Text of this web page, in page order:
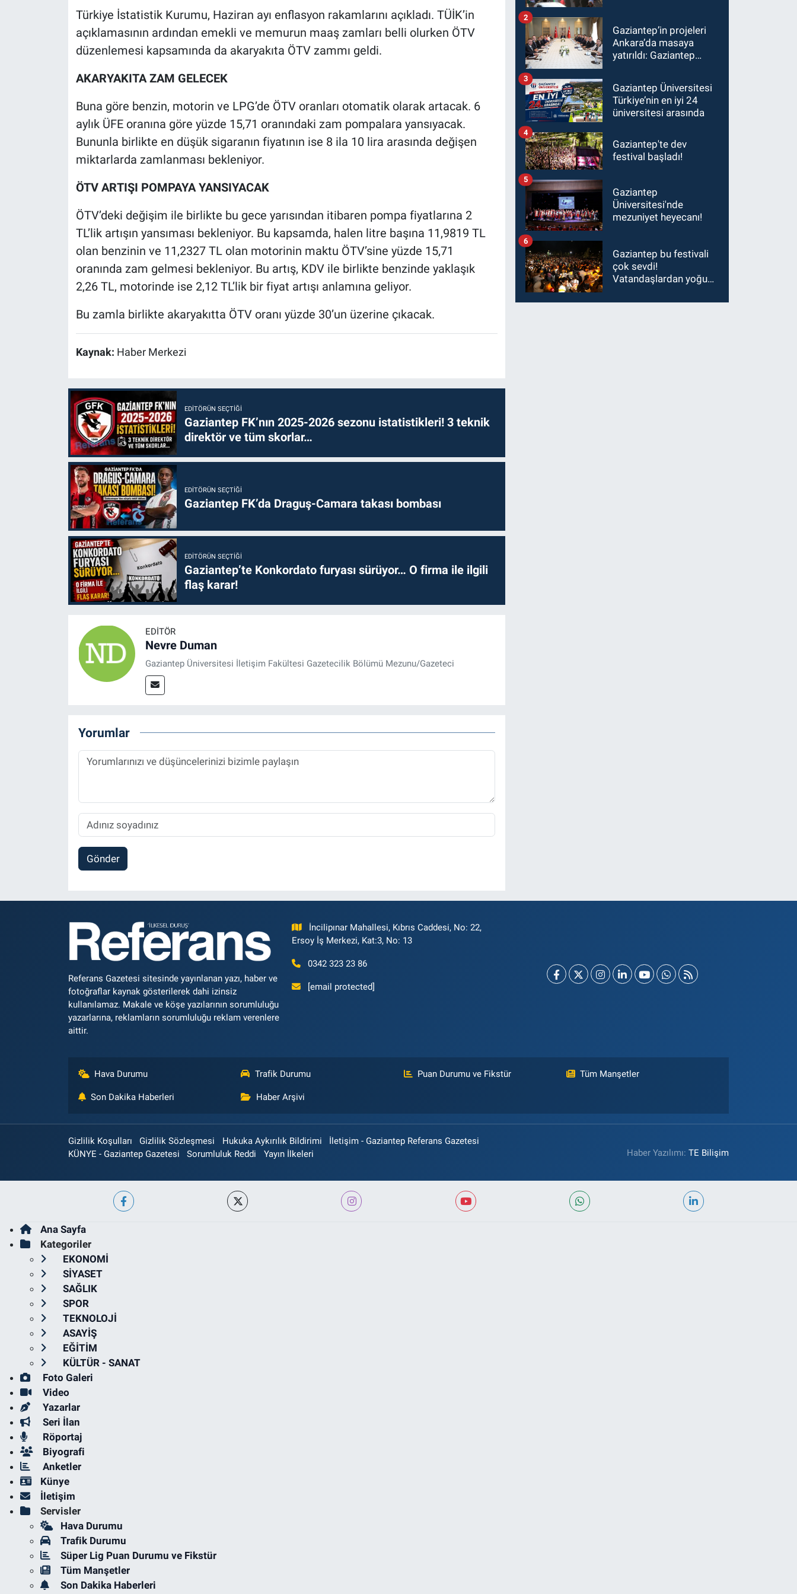
Türkiye İstatistik Kurumu, Haziran ayı enflasyon rakamlarını açıkladı. TÜİK’in
açıklamasının ardından emekli ve memurun maaş zamları belli olurken ÖTV
düzenlemesi kapsamında da akaryakıta ÖTV zammı geldi.
AKARYAKITA ZAM GELECEK
Buna göre benzin, motorin ve LPG’de ÖTV oranları otomatik olarak artacak. 6
aylık ÜFE oranına göre yüzde 15,71 oranındaki zam pompalara yansıyacak.
Bununla birlikte en düşük sigaranın fiyatının ise 8 ila 10 lira arasında değişen
miktarlarda zamlanması bekleniyor.
ÖTV ARTIŞI POMPAYA YANSIYACAK
ÖTV’deki değişim ile birlikte bu gece yarısından itibaren pompa fiyatlarına 2
TL’lik artışın yansıması bekleniyor. Bu kapsamda, halen litre başına 11,9819 TL
olan benzinin ve 11,2327 TL olan motorinin maktu ÖTV’sine yüzde 15,71
oranında zam gelmesi bekleniyor. Bu artış, KDV ile birlikte benzinde yaklaşık
2,26 TL, motorinde ise 2,12 TL’lik bir fiyat artışı anlamına geliyor.
Bu zamla birlikte akaryakıtta ÖTV oranı yüzde 30’un üzerine çıkacak.
Kaynak: Haber Merkezi
EDITÖRÜN SEÇTIĞI
Gaziantep FK’nın 2025-2026 sezonu istatistikleri! 3 teknik
direktör ve tüm skorlar…
EDITÖRÜN SEÇTIĞI
Gaziantep FK’da Draguş-Camara takası bombası
EDITÖRÜN SEÇTIĞI
Gaziantep’te Konkordato furyası sürüyor… O firma ile ilgili
flaş karar!
EDITÖR
Nevre Duman
Gaziantep Üniversitesi İletişim Fakültesi Gazetecilik Bölümü Mezunu/Gazeteci
Yorumlar
Gönder
Gaziantep’in projeleri
Ankara’da masaya
yatırıldı: Gaziantep
Şimşek’e ziyaret!
2
Gaziantep Üniversitesi
Türkiye’nin en iyi 24
üniversitesi arasında
3
Gaziantep'te dev
festival başladı!
4
Gaziantep
Üniversitesi'nde
mezuniyet heyecanı!
5
Gaziantep bu festivali
çok sevdi!
Vatandaşlardan yoğun
6
Referans Gazetesi sitesinde yayınlanan yazı, haber ve
fotoğraflar kaynak gösterilerek dahi izinsiz
kullanılamaz. Makale ve köşe yazılarının sorumluluğu
yazarlarına, reklamların sorumluluğu reklam verenlere
aittir.
İncilipınar Mahallesi, Kıbrıs Caddesi, No: 22,
Ersoy İş Merkezi, Kat:3, No: 13
0342 323 23 86
[email protected]
Hava Durumu Trafik Durumu Puan Durumu ve Fikstür Tüm Manşetler
Son Dakika Haberleri Haber Arşivi
Gizlilik Koşulları Gizlilik Sözleşmesi Hukuka Aykırılık Bildirimi
İletişim - Gaziantep Referans Gazetesi
KÜNYE - Gaziantep Gazetesi
Sorumluluk Reddi Yayın İlkeleri Haber Yazılımı:TE Bilişim
Ana Sayfa
Kategoriler
EKONOMİ
SİYASET
SAĞLIK
SPOR
TEKNOLOJİ
ASAYİŞ
EĞİTİM
KÜLTÜR - SANAT
Foto Galeri
Video
Yazarlar
Seri İlan
Röportaj
Biyografi
Anketler
Künye
İletişim
Servisler
Hava Durumu
Trafik Durumu
Süper Lig Puan Durumu ve Fikstür
Tüm Manşetler
Son Dakika Haberleri